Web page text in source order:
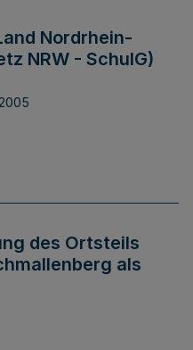
Nordrhein-
NRW - SchulG)
des Ortsteils
als